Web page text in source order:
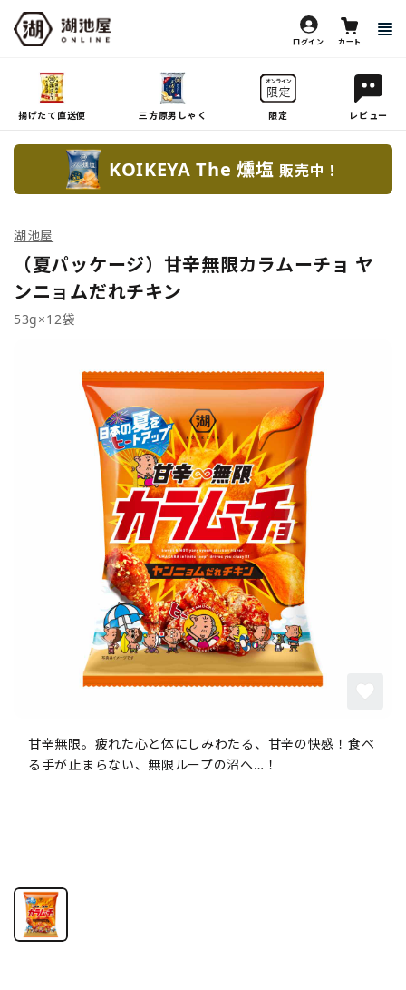
ログイン カート
揚げたて直送便 三方原男しゃく 限定 レビュー
KOIKEYA The 燻塩 販売中！
湖池屋
（夏パッケージ）甘辛無限カラムーチョ ヤ
ンニョムだれチキン
53g×12袋
甘辛無限。疲れた心と体にしみわたる、甘辛の快感！食べ
る手が止まらない、無限ループの沼へ…！